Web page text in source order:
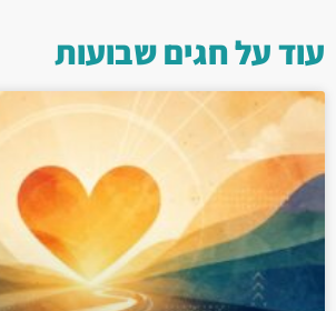
עוד עלחגיםשבועות